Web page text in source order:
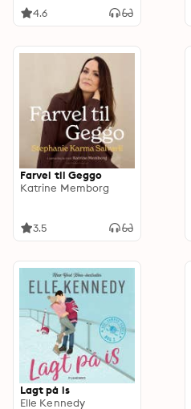
4.6
Farvel til Geggo
Katrine Memborg
3.5
Lagt på is
Elle Kennedy